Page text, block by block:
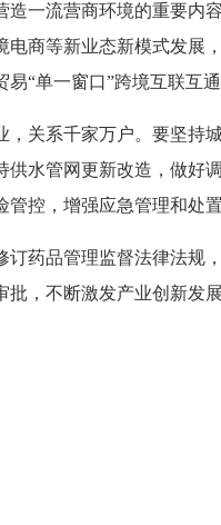
流营商环境的重要内
商等新业态新模式发展
“单一窗口”跨境互联互
系千家万户。要坚持
供水管网更新改造，做
控，增强应急管理和处
品管理监督法律法规
批，不断激发产业创新发